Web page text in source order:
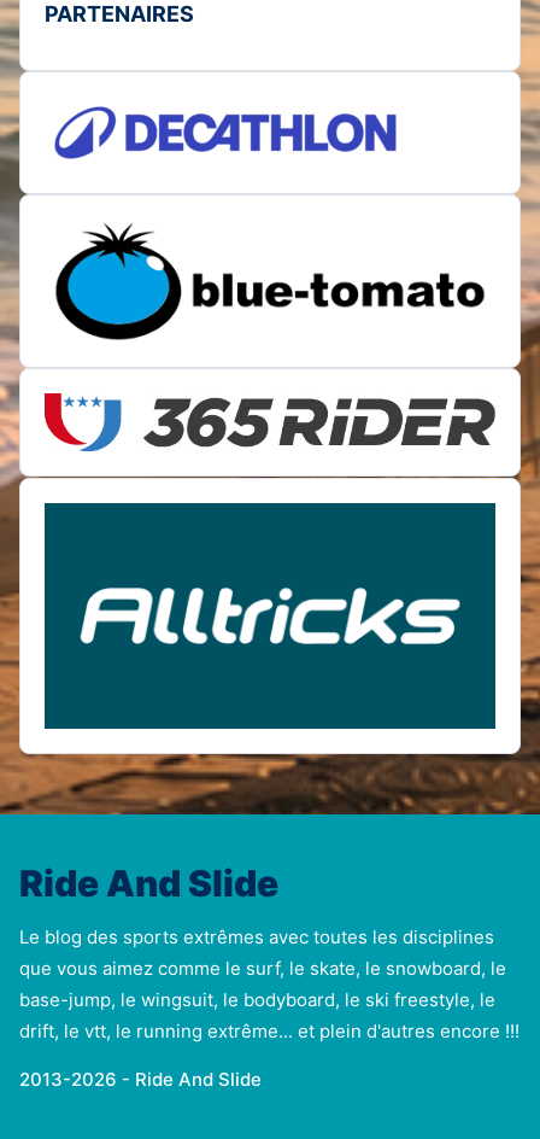
PARTENAIRES
Ride And Slide
Le blog des sports extrêmes avec toutes les disciplines
que vous aimez comme le surf, le skate, le snowboard, le
base-jump, le wingsuit, le bodyboard, le ski freestyle, le
drift, le vtt, le running extrême... et plein d'autres encore !!!
2013-2026 - Ride And Slide